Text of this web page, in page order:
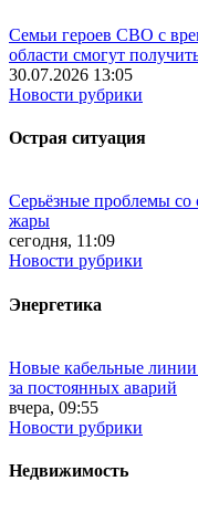
Семьи героев СВО с
области смогут
30.07.2026 13:05
Новости рубрики
Острая ситуация
Серьёзные проблемы со
жары
сегодня, 11:09
Новости рубрики
Энергетика
Новые кабельные линии
за постоянных аварий
вчера, 09:55
Новости рубрики
Недвижимость